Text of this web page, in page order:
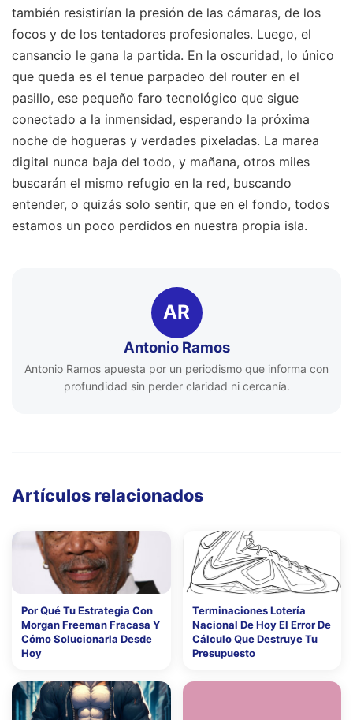
también resistirían la presión de las cámaras, de los
focos y de los tentadores profesionales. Luego, el
cansancio le gana la partida. En la oscuridad, lo único
que queda es el tenue parpadeo del router en el
pasillo, ese pequeño faro tecnológico que sigue
conectado a la inmensidad, esperando la próxima
noche de hogueras y verdades pixeladas. La marea
digital nunca baja del todo, y mañana, otros miles
buscarán el mismo refugio en la red, buscando
entender, o quizás solo sentir, que en el fondo, todos
estamos un poco perdidos en nuestra propia isla.
AR
Antonio Ramos
Antonio Ramos apuesta por un periodismo que informa con
profundidad sin perder claridad ni cercanía.
Artículos relacionados
Por Qué Tu Estrategia Con
Morgan Freeman Fracasa Y
Cómo Solucionarla Desde
Hoy
Terminaciones Lotería
Nacional De Hoy El Error De
Cálculo Que Destruye Tu
Presupuesto